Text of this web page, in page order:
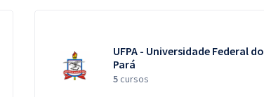
UFPA - Universidade Federal do
Pará
5cursos